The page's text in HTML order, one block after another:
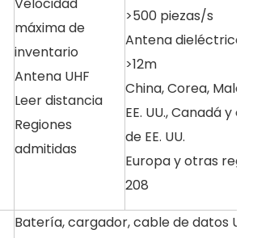
máxima de
inventario
Antena UHF
Leer distancia
Regiones
admitidas
>500 piezas/s
Antena dieléctrica
>12m
China, Corea,
EE. UU., Canadá y
de EE. UU.
Europa y otras
208
Batería, cargador, cable de datos